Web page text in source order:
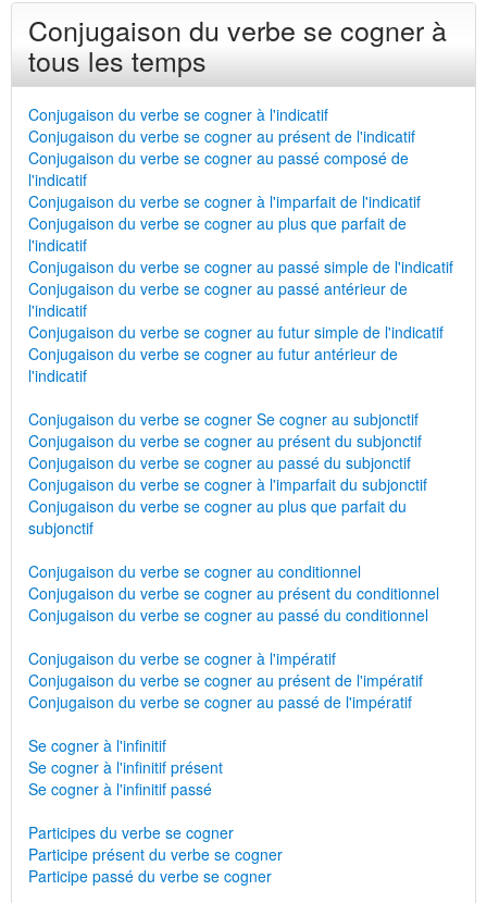
Conjugaison du verbe se cogner à
tous les temps
Conjugaison du verbe se cogner à l'indicatif
Conjugaison du verbe se cogner au présent de l'indicatif
Conjugaison du verbe se cogner au passé composé de
l'indicatif
Conjugaison du verbe se cogner à l'imparfait de l'indicatif
Conjugaison du verbe se cogner au plus que parfait de
l'indicatif
Conjugaison du verbe se cogner au passé simple de l'indicatif
Conjugaison du verbe se cogner au passé antérieur de
l'indicatif
Conjugaison du verbe se cogner au futur simple de l'indicatif
Conjugaison du verbe se cogner au futur antérieur de
l'indicatif
Conjugaison du verbe se cogner Se cogner au subjonctif
Conjugaison du verbe se cogner au présent du subjonctif
Conjugaison du verbe se cogner au passé du subjonctif
Conjugaison du verbe se cogner à l'imparfait du subjonctif
Conjugaison du verbe se cogner au plus que parfait du
subjonctif
Conjugaison du verbe se cogner au conditionnel
Conjugaison du verbe se cogner au présent du conditionnel
Conjugaison du verbe se cogner au passé du conditionnel
Conjugaison du verbe se cogner à l'impératif
Conjugaison du verbe se cogner au présent de l'impératif
Conjugaison du verbe se cogner au passé de l'impératif
Se cogner à l'infinitif
Se cogner à l'infinitif présent
Se cogner à l'infinitif passé
Participes du verbe se cogner
Participe présent du verbe se cogner
Participe passé du verbe se cogner